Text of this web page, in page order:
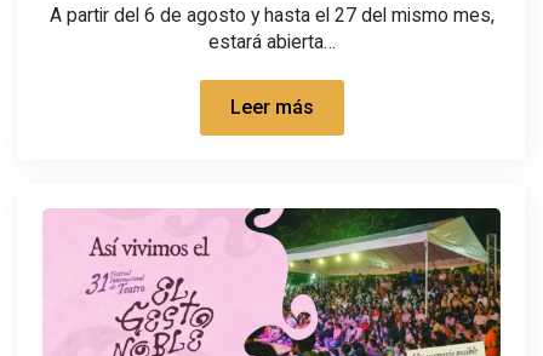
A partir del 6 de agosto y hasta el 27 del mismo mes,
estará abierta…
Leer más